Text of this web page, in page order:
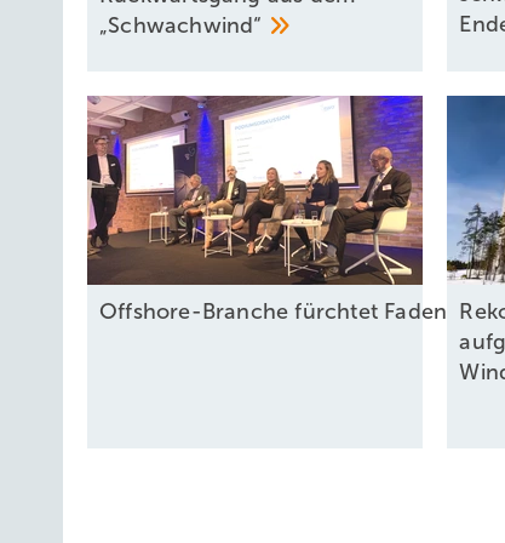
„Schwachwind“
Offshore-Branche fürchtet Fadenriss